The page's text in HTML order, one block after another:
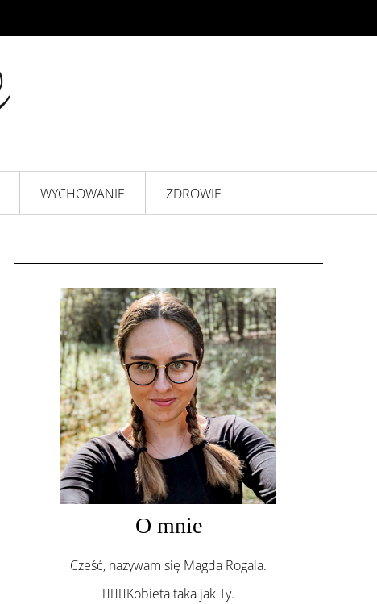
WYCHOWANIE ZDROWIE
O mnie
Cześć, nazywam się Magda Rogala.
💁🏻‍♀️Kobieta taka jak Ty.